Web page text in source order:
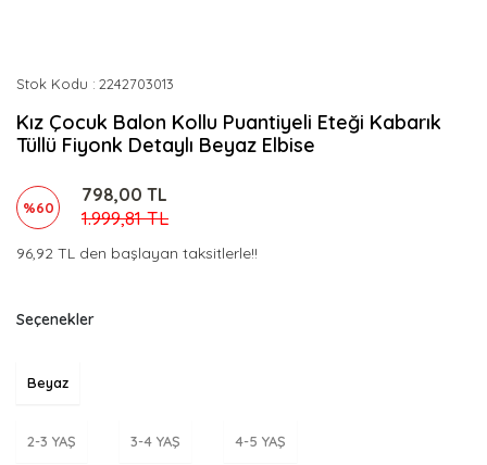
Stok Kodu 2242703013
Kız Çocuk Balon Kollu Puantiyeli Eteği Kabarık
Tüllü Fiyonk Detaylı Beyaz Elbise
%60
798,00 TL
1.999,81 TL
96,92 TL den başlayan taksitlerle!!
Seçenekler
Beyaz
2-3 YAŞ 3-4 YAŞ 4-5 YAŞ